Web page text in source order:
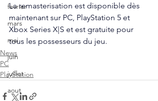
fevrier
mars
mai
juin
juillet
aout
La remasterisation est disponible dès
maintenant sur PC, PlayStation 5 et
Xbox Series X|S et est gratuite pour
tous les possesseurs du jeu.
News
PC
PlayStation